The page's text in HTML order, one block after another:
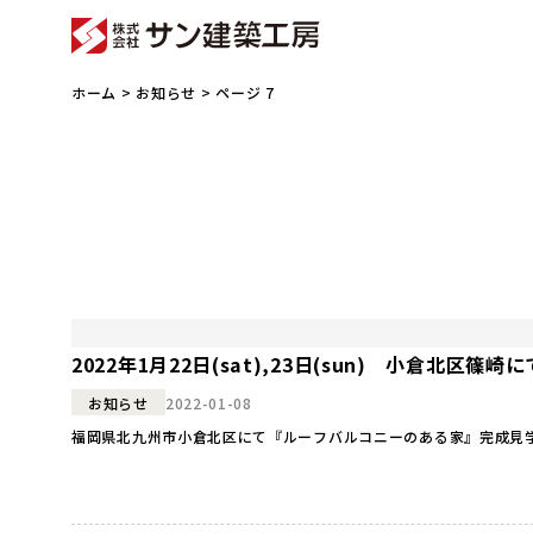
ホーム > お知らせ > ページ 7
2022年1月22日(sat),23日(sun) 小倉北区篠崎に
お知らせ 2022-01-08